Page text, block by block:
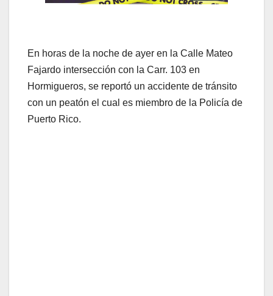
En horas de la noche de ayer en la Calle Mateo
Fajardo intersección con la Carr. 103 en
Hormigueros, se reportó un accidente de tránsito
con un peatón el cual es miembro de la Policía de
Puerto Rico.